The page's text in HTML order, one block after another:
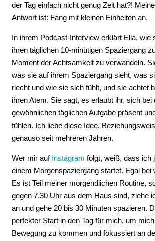
der Tag einfach nicht genug Zeit hat?!
Antwort ist: Fang mit kleinen Einheiten an.
In ihrem Podcast-Interview erklärt Ella, wie
ihren täglichen 10-minütigen Spaziergang
Moment der Achtsamkeit zu verwandeln.
was sie auf ihrem Spaziergang sieht, was
riecht und wie sie sich fühlt, und sie achtet
ihren Atem. Sie sagt, es erlaubt ihr, sich bei
gewöhnlichen täglichen Aufgabe präsent
fühlen. Ich liebe diese Idee.
genauso seit mehreren Jahren.
Wer mir auf Instagram folgt, weiß, dass ich
einem Morgenspaziergang startet. Egal bei
Es ist Teil meiner morgendlichen Routine,
gegen 7.30 Uhr aus dem Haus sind, ziehe
an und gehe 20 bis 30 Minuten spazieren.
perfekter Start in den Tag für mich, um
Bewegung zu kommen und fokussiert an